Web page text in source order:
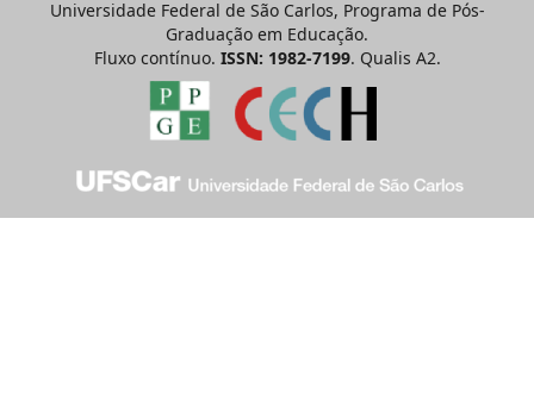
Universidade Federal de São Carlos, Programa de Pós-
Graduação em Educação.
Fluxo contínuo. ISSN: 1982-7199. Qualis A2.